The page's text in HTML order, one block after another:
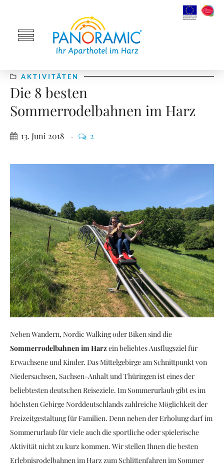
AKTIVITÄTEN
Die 8 besten
Sommerrodelbahnen im Harz
13. Juni 2018 2
Neben Wandern, Nordic Walking oder Biken sind die
Sommerrodelbahnen im Harz ein beliebtes Ausflugsziel für
Erwachsene und Kinder. Das Mittelgebirge am Schnittpunkt von
Niedersachsen, Sachsen-Anhalt und Thüringen ist eines der
beliebtesten deutschen Reiseziele. Im Sommerurlaub gibt es im
höchsten Gebirge Norddeutschlands zahlreiche Möglichkeit der
Freizeitgestaltung für Familien. Denn neben der Erholung darf im
Sommerurlaub für viele auch die sportliche oder spielerische
Aktivität nicht zu kurz kommen. Wir stellen Ihnen die besten
Erlebnisrodelbahnen im Harz zum Schlittenfahren im Sommer